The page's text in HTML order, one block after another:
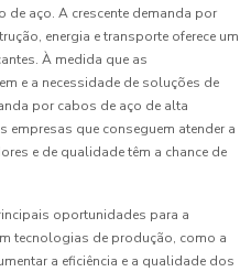
aço. A crescente demanda por
energia e transporte oferece um
À medida que as
e a necessidade de soluções de
por cabos de aço de alta
empresas que conseguem atender a
e de qualidade têm a chance de
oportunidades para a
tecnologias de produção, como a
a eficiência e a qualidade dos